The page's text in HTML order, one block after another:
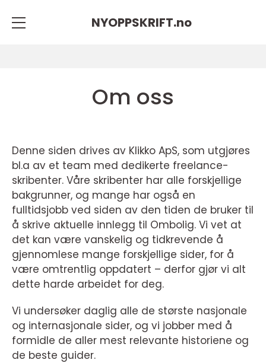
NYOPPSKRIFT.no
Om oss
Denne siden drives av Klikko ApS, som utgjøres
bl.a av et team med dedikerte freelance-
skribenter. Våre skribenter har alle forskjellige
bakgrunner, og mange har også en
fulltidsjobb ved siden av den tiden de bruker til
å skrive aktuelle innlegg til Ombolig. Vi vet at
det kan være vanskelig og tidkrevende å
gjennomlese mange forskjellige sider, for å
være omtrentlig oppdatert – derfor gjør vi alt
dette harde arbeidet for deg.
Vi undersøker daglig alle de største nasjonale
og internasjonale sider, og vi jobber med å
formidle de aller mest relevante historiene og
de beste guider.